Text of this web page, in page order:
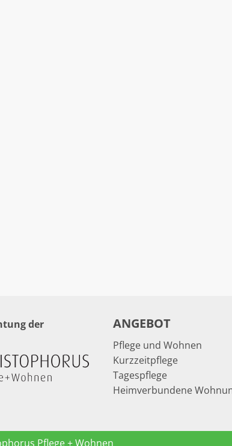
der ANGEBOT
Pflege und Wohnen
Kurzzeitpflege
Tagespflege
Heimverbundene
Pflege + Wohnen